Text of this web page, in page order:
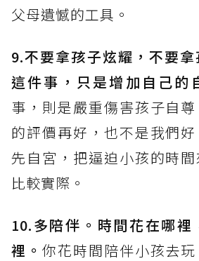
父母遺憾的工具。
9.不要拿孩子炫耀，不要
這件事，只是增加自己的
事，則是嚴重傷害孩子自
的評價再好，也不是我們
先自宮，把逼迫小孩的時
比較實際。
10.多陪伴。時間花在哪裡
裡。 你花時間陪伴小孩去